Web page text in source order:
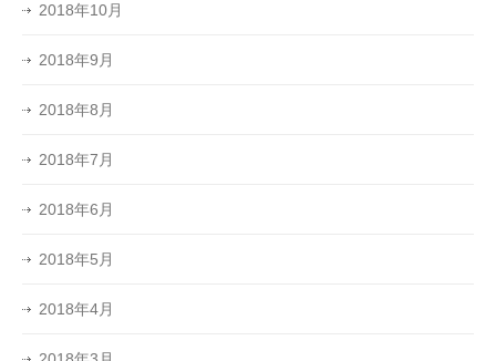
2018年10月
2018年9月
2018年8月
2018年7月
2018年6月
2018年5月
2018年4月